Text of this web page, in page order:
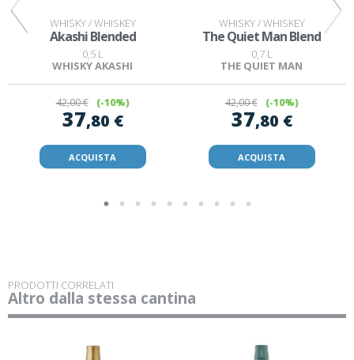
WHISKY / WHISKEY
Akashi Blended
0,5 L
WHISKY AKASHI
42,00 € (-10%)
37,80 €
ACQUISTA
WHISKY / WHISKEY
The Quiet Man Blend
0,7 L
THE QUIET MAN
42,00 € (-10%)
37,80 €
ACQUISTA
PRODOTTI CORRELATI
Altro dalla stessa cantina